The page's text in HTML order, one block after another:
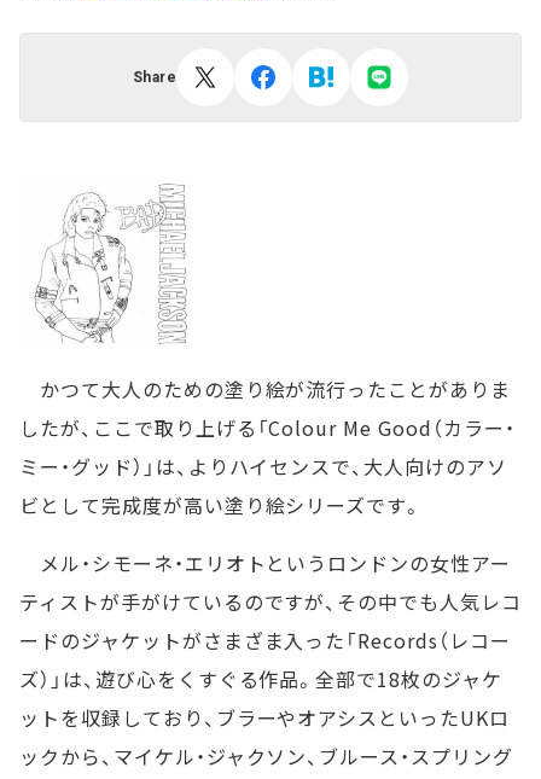
Share
かつて大人のための塗り絵が流行ったことがありま
したが、ここで取り上げる「Colour Me Good（カラー・
ミー・グッド）」は、よりハイセンスで、大人向けのアソ
ビとして完成度が高い塗り絵シリーズです。
メル・シモーネ・エリオトというロンドンの女性アー
ティストが手がけているのですが、その中でも人気レコ
ードのジャケットがさまざま入った「Records（レコー
ズ）」は、遊び心をくすぐる作品。全部で18枚のジャケ
ットを収録しており、ブラーやオアシスといったUKロ
ックから、マイケル・ジャクソン、ブルース・スプリング